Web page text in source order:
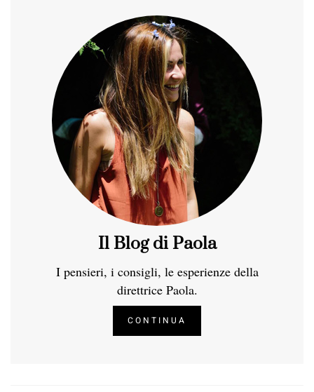
Il Blog di Paola
I pensieri, i consigli, le esperienze della
direttrice Paola.
CONTINUA